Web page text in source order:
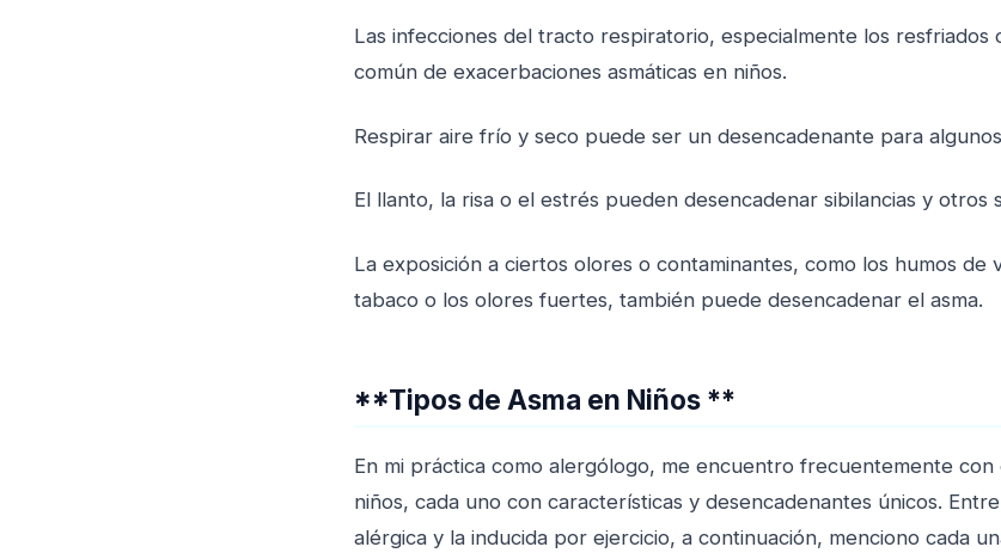
Las infecciones del tracto respiratorio, especialmente los resfriados
común de exacerbaciones asmáticas en niños.
Respirar aire frío y seco puede ser un desencadenante para
El llanto, la risa o el estrés pueden desencadenar sibilancias y otros
La exposición a ciertos olores o contaminantes, como los humos de
tabaco o los olores fuertes, también puede desencadenar el asma.
**Tipos de Asma en Niños **
En mi práctica como alergólogo, me encuentro frecuentemente con
niños, cada uno con características y desencadenantes únicos.
alérgica y la inducida por ejercicio, a continuación, menciono cada